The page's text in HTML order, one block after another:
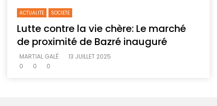
ACTUALITE SOCIETE
Lutte contre la vie chère: Le marché
de proximité de Bazré inauguré
MARTIAL GALÉ
13 JUILLET 2025
0
0 0